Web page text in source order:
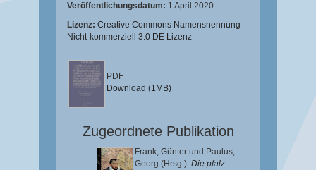
Veröffentlichungsdatum: 1 April 2020
Lizenz: Creative Commons Namensnennung-
Nicht-kommerziell 3.0 DE Lizenz
PDF
Download (1MB)
Zugeordnete Publikation
Frank, Günter und Paulus,
Georg (Hrsg.): Die pfalz-